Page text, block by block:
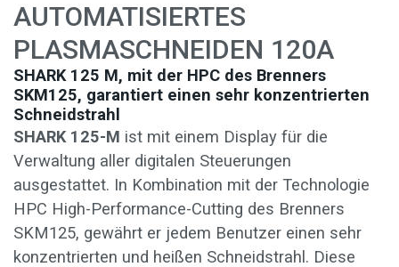
AUTOMATISIERTES
PLASMASCHNEIDEN 120A
SHARK 125 M, mit der HPC des Brenners
SKM125, garantiert einen sehr konzentrierten
Schneidstrahl
SHARK 125-M ist mit einem Display für die
Verwaltung aller digitalen Steuerungen
ausgestattet. In Kombination mit der Technologie
HPC High-Performance-Cutting des Brenners
SKM125, gewährt er jedem Benutzer einen sehr
konzentrierten und heißen Schneidstrahl. Diese